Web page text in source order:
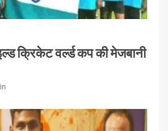
क्रिकेट वर्ल्ड कप की मेजबानी